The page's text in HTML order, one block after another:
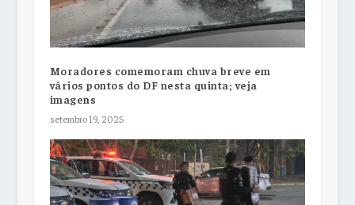
Moradores comemoram chuva breve em
vários pontos do DF nesta quinta; veja
imagens
setembro 19, 2025